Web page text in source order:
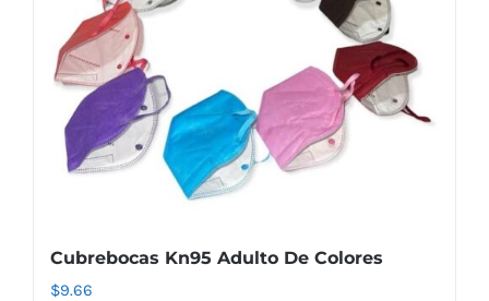
Cubrebocas Kn95 Adulto De Colores
$9.66